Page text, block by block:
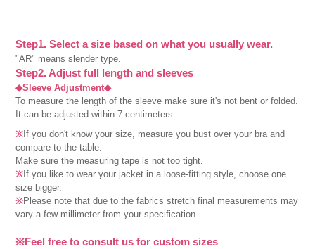
Step1. Select a size based on what you usually wear.
"AR" means slender type.
Step2. Adjust full length and sleeves
◆Sleeve Adjustment◆
To measure the length of the sleeve make sure it's not bent or folded.
It can be adjusted within 7 centimeters.
※ If you don't know your size, measure you bust over your bra and
compare to the table.
Make sure the measuring tape is not too tight.
※ If you like to wear your jacket in a loose-fitting style, choose one
size bigger.
※Please note that due to the fabrics stretch final measurements may
vary a few millimeter from your specification
※Feel free to consult us for custom sizes